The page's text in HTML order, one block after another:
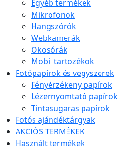
Egyéb termékek
Mikrofonok
Hangszórók
Webkamerák
Okosórák
Mobil tartozékok
Fotópapírok és vegyszerek
Fényérzékeny papírok
Lézernyomtató papírok
Tintasugaras papírok
Fotós ajándéktárgyak
AKCIÓS TERMÉKEK
Használt termékek